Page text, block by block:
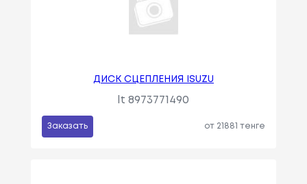
ДИСК СЦЕПЛЕНИЯ ISUZU
lt 8973771490
Заказать от 21881 тенге